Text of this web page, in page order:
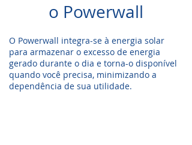
o Powerwall
O Powerwall integra-se à energia solar
para armazenar o excesso de energia
gerado durante o dia e torna-o disponível
quando você precisa, minimizando a
dependência de sua utilidade.